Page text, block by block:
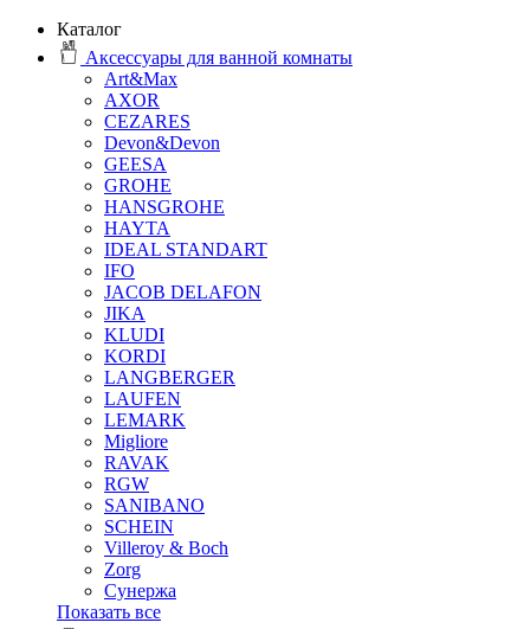
Каталог
Аксессуары для ванной комнаты
Art&Max
AXOR
CEZARES
Devon&Devon
GEESA
GROHE
HANSGROHE
HAYTA
IDEAL STANDART
IFO
JACOB DELAFON
JIKA
KLUDI
KORDI
LANGBERGER
LAUFEN
LEMARK
Migliore
RAVAK
RGW
SANIBANO
SCHEIN
Villeroy & Boch
Zorg
Сунержа
Показать все